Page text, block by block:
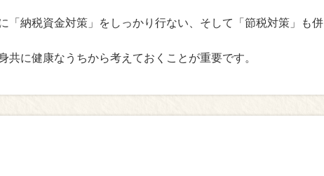
納税資金対策」をしっかり行ない、そして「節税対策」も併
に健康なうちから考えておくことが重要です。